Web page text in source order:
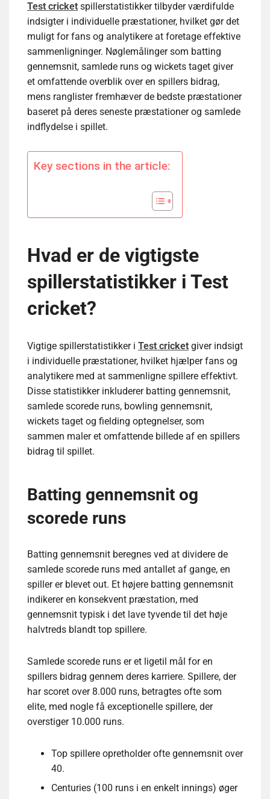
Test cricket spillerstatistikker tilbyder værdifulde
indsigter i individuelle præstationer, hvilket gør det
muligt for fans og analytikere at foretage effektive
sammenligninger. Nøglemålinger som batting
gennemsnit, samlede runs og wickets taget giver
et omfattende overblik over en spillers bidrag,
mens ranglister fremhæver de bedste præstationer
baseret på deres seneste præstationer og samlede
indflydelse i spillet.
Key sections in the article:
Hvad er de vigtigste
spillerstatistikker i Test
cricket?
Vigtige spillerstatistikker i Test cricket giver indsigt
i individuelle præstationer, hvilket hjælper fans og
analytikere med at sammenligne spillere effektivt.
Disse statistikker inkluderer batting gennemsnit,
samlede scorede runs, bowling gennemsnit,
wickets taget og fielding optegnelser, som
sammen maler et omfattende billede af en spillers
bidrag til spillet.
Batting gennemsnit og
scorede runs
Batting gennemsnit beregnes ved at dividere de
samlede scorede runs med antallet af gange, en
spiller er blevet out. Et højere batting gennemsnit
indikerer en konsekvent præstation, med
gennemsnit typisk i det lave tyvende til det høje
halvtreds blandt top spillere.
Samlede scorede runs er et ligetil mål for en
spillers bidrag gennem deres karriere. Spillere, der
har scoret over 8.000 runs, betragtes ofte som
elite, med nogle få exceptionelle spillere, der
overstiger 10.000 runs.
Top spillere opretholder ofte gennemsnit over
40.
Centuries (100 runs i en enkelt innings) øger